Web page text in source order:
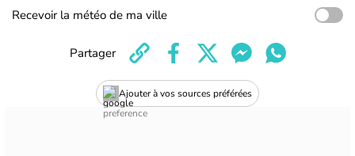
Recevoir la météo de ma ville
Ajouter à vos sources préférées
Partager